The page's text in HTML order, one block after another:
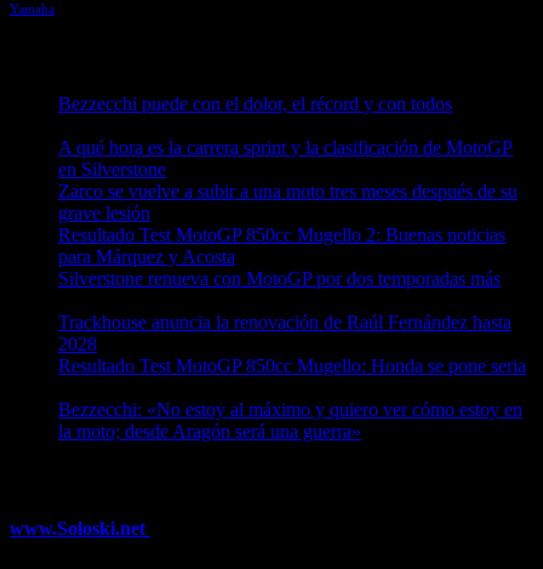
Yamaha
Bezzecchi puede con el dolor, el récord y con todos
A qué hora es la carrera sprint y la clasificación de MotoGP
en Silverstone
Zarco se vuelve a subir a una moto tres meses después de su
grave lesión
Resultado Test MotoGP 850cc Mugello 2: Buenas noticias
para Márquez y Acosta
Silverstone renueva con MotoGP por dos temporadas más
Trackhouse anuncia la renovación de Raúl Fernández hasta
2028
Resultado Test MotoGP 850cc Mugello: Honda se pone seria
Bezzecchi: «No estoy al máximo y quiero ver cómo estoy en
la moto; desde Aragón será una guerra»
www.Soloski.net